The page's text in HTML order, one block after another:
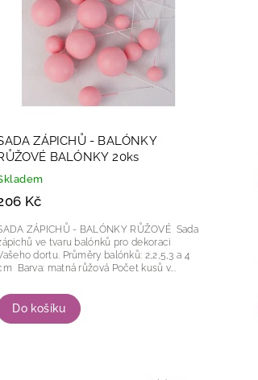
ZÁPICHŮ - BALÓNKY
BALÓNKY 20ks
Kč
Do košíku
ZÁPICHŮ - BALÓNKY RŮŽOVÉ Sada
ve tvaru balónků pro dekoraci
dortu. Průměry balónků: 2,2,5,3 a 4
cm Barva: matná růžová Počet kusů v...